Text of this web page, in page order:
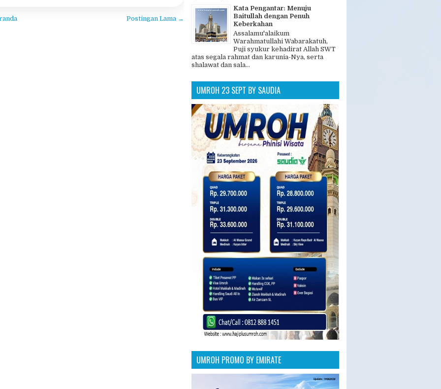
Postingan Lama →
Kata Pengantar: Menuju
Baitullah dengan Penuh
Keberkahan
Assalamu'alaikum
Warahmatullahi Wabarakatuh,
Puji syukur kehadirat Allah SWT
atas segala rahmat dan karunia-Nya, serta
shalawat dan sala...
UMROH 23 SEPT BY SAUDIA
UMROH PROMO BY EMIRATE